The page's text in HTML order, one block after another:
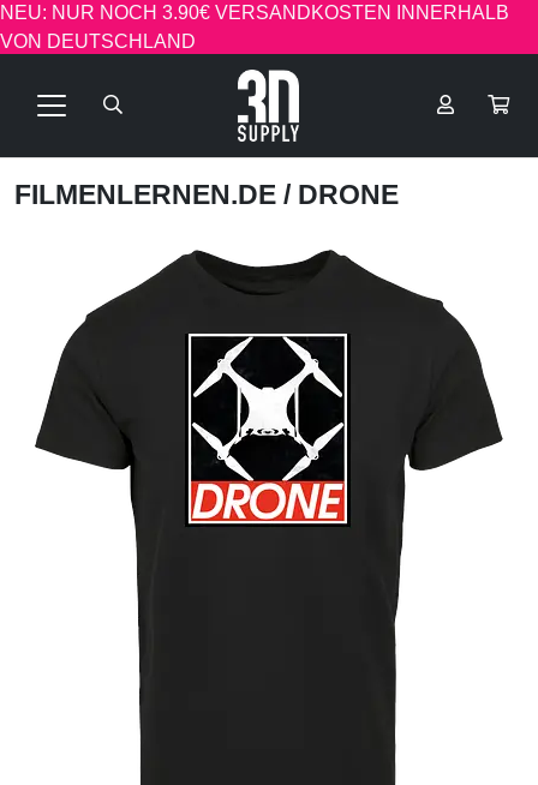
NEU: NUR NOCH 3.90€ VERSANDKOSTEN INNERHALB
VON DEUTSCHLAND
FILMENLERNEN.DE / DRONE